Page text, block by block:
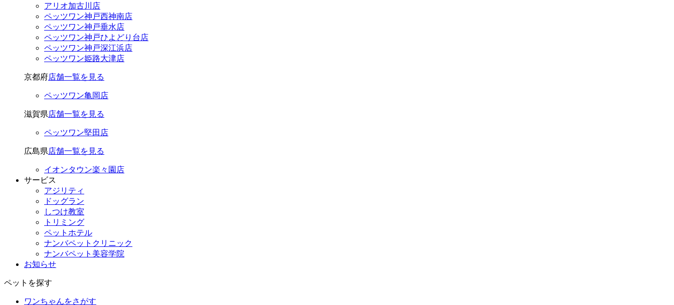
アリオ加古川店
ペッツワン神戸西神南店
ペッツワン神戸垂水店
ペッツワン神戸ひよどり台店
ペッツワン神戸深江浜店
ペッツワン姫路大津店
京都府店舗一覧を見る
ペッツワン亀岡店
滋賀県店舗一覧を見る
ペッツワン堅田店
広島県店舗一覧を見る
イオンタウン楽々園店
サービス
アジリティ
ドッグラン
しつけ教室
トリミング
ペットホテル
ナンバペットクリニック
ナンバペット美容学院
お知らせ
ペットを探す
ワンちゃんをさがす